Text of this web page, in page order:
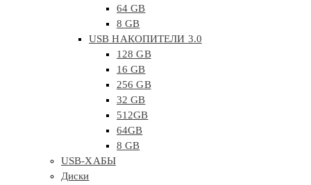
64 GB
8 GB
USB НАКОПИТЕЛИ 3.0
128 GB
16 GB
256 GB
32 GB
512GB
64GB
8 GB
USB-ХАБЫ
Диски